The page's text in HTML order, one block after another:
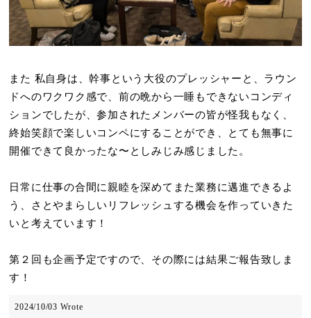
また 私自身は、幹事という大役のプレッシャーと、ラウン
ドへのワクワク感で、前の晩から一睡もできないコンディ
ションでしたが、参加されたメンバーの皆が怪我もなく、
終始笑顔で楽しいコンペにすることができ、とても無事に
開催できて良かったな〜としみじみ感じました。
日常に仕事の合間に親睦を深めてまた業務に邁進できるよ
う、さとやまらしいリフレッシュする機会を作っていきた
いと考えています！
第２回も企画予定ですので、その際には結果ご報告致しま
す！
2024/10/03 Wrote